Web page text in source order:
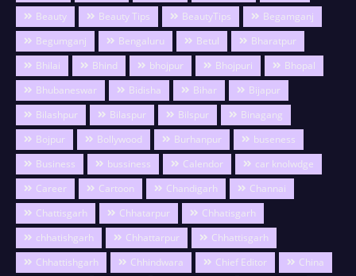
Beauty
Beauty Tips BeautyTips
Begamganj
Begumganj
Bengaluru Betul
Bharatpur
Bhilai
Bhind bhojpur Bhojpuri
Bhopal
Bhubaneswar
Bidisha Bihar
Bijapur
Bilashpur
Bilaspur Bilspur
Binagang
Bojpur
Bollywood Burhanpur
buseness
Business
bussiness Calendor
car knolwdge
Career
Cartoon Chandigarh
Channai
Chattisgarh
Chhatarpur
Chhatisgarh
chhatishgarh
Chhattarpur
Chhattisgarh
Chhattishgarh
Chhindwara Chief Editor
China